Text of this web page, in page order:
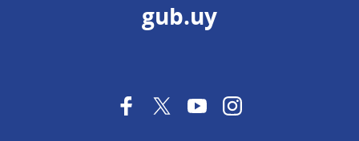
gub.uy
FacebookTwitterYouTubeInstagram